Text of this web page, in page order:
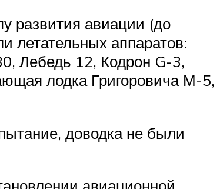
развития авиации (до
летательных аппаратов:
Лебедь 12, Кодрон G-3,
лодка Григоровича М-5,
доводка не были